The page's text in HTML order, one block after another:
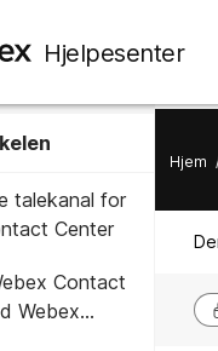
Hjelpesenter
talekanal for
Center
Contact
Webex
Hjem